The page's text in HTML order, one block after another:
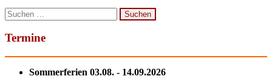
Suchen
nach:
Termine
Sommerferien 03.08. - 14.09.2026